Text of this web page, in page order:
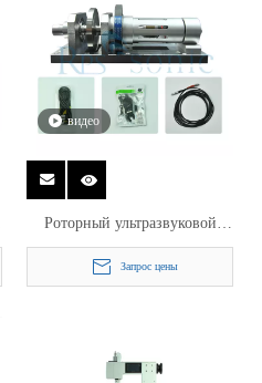
видео
Роторный ультразвуковой
сонотрод 35 кГц, 800 Вт в
машине для кружева
Запрос цены